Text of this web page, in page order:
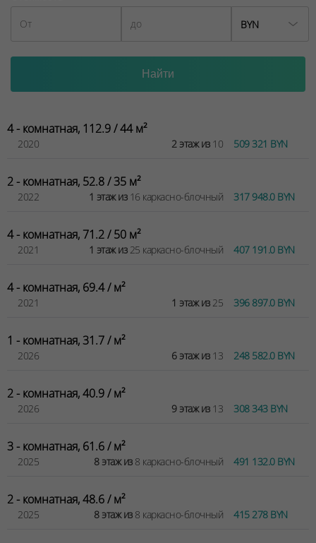
BYN
4 - комнатная, 112.9 / 44 м²
2020 2 этаж из10 509 321 BYN
2 - комнатная, 52.8 / 35 м²
2022 1 этаж из16 каркасно-блочный 317 948.0 BYN
4 - комнатная, 71.2 / 50 м²
2021 1 этаж из25 каркасно-блочный 407 191.0 BYN
4 - комнатная, 69.4 / м²
2021 1 этаж из25 396 897.0 BYN
1 - комнатная, 31.7 / м²
2026 6 этаж из13 248 582.0 BYN
2 - комнатная, 40.9 / м²
2026 9 этаж из13 308 343 BYN
3 - комнатная, 61.6 / м²
2025 8 этаж из8 каркасно-блочный 491 132.0 BYN
2 - комнатная, 48.6 / м²
2025 8 этаж из8 каркасно-блочный 415 278 BYN